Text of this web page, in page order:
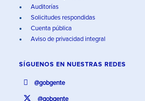
Auditorías
Solicitudes respondidas
Cuenta pública
Aviso de privacidad integral
SÍGUENOS EN NUESTRAS REDES
@gobgente
@gobgente